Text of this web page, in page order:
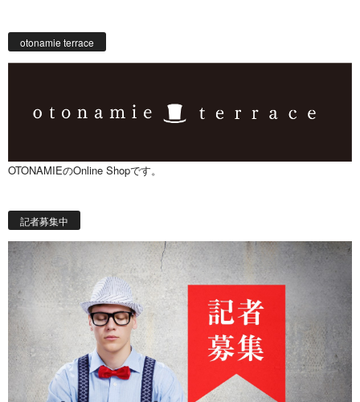
otonamie terrace
OTONAMIEのOnline Shopです。
記者募集中